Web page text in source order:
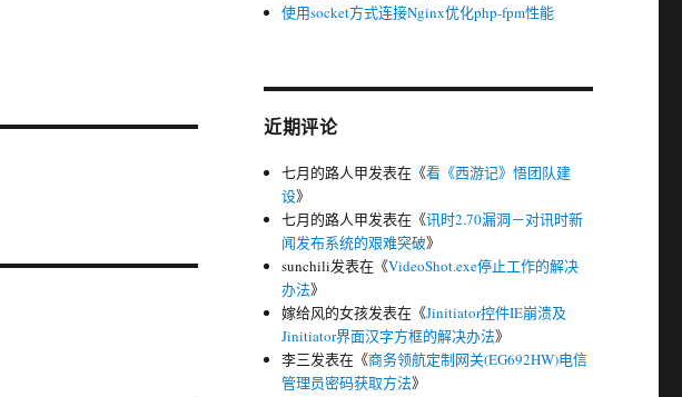
使用socket方式连接Nginx优化php-fpm性能
近期评论
七月的路人甲发表在《看《西游记》悟团队建
设》
七月的路人甲发表在《讯时2.70漏洞－对讯时新
闻发布系统的艰难突破》
sunchili发表在《VideoShot.exe停止工作的解决
办法》
嫁给风的女孩发表在《Jinitiator控件IE崩溃及
Jinitiator界面汉字方框的解决办法》
李三发表在《商务领航定制网关(EG692HW)电信
管理员密码获取方法》